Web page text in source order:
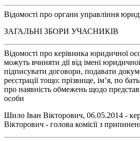
Відомості про органи управління
ЗАГАЛЬНІ ЗБОРИ УЧАСНИКІВ
Відомості про керівника юридичної
можуть вчиняти дії від імені
підписувати договори, подавати
реєстрації тощо: прізвище, ім’я, по
про наявність обмежень щодо
особи
Шило Іван Вікторович, 06.05.2014 -
Вікторович - голова комісії з